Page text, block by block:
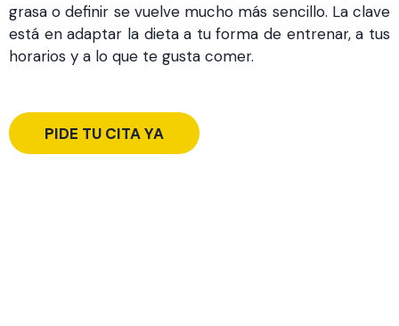
grasa o definir se vuelve mucho más sencillo. La clave
está en adaptar la dieta a tu forma de entrenar, a tus
horarios y a lo que te gusta comer.
PIDE TU CITA YA